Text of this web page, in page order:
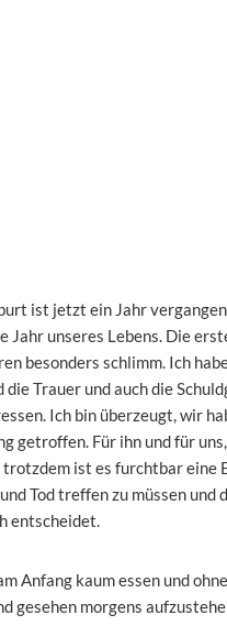
ist jetzt ein Jahr
Jahr unseres Lebens. Die
besonders schlimm. Ich
die Trauer und auch die
Ich bin überzeugt, wir
getroffen. Für ihn und für
trotzdem ist es furchtbar eine
Tod treffen zu müssen und
entscheidet.
Anfang kaum essen und
gesehen morgens